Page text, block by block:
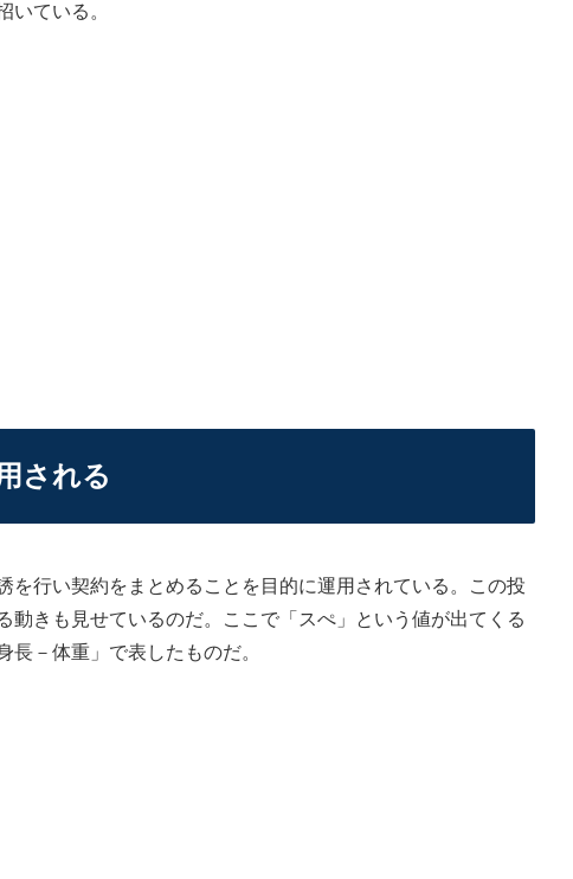
ている。
される
行い契約をまとめることを目的に運用されている。この投
動きも見せているのだ。ここで「スぺ」という値が出てくる
－体重」で表したものだ。